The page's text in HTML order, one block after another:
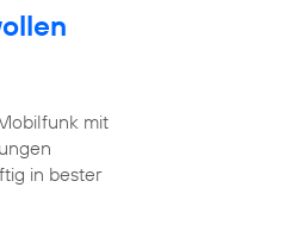
mit
in bester